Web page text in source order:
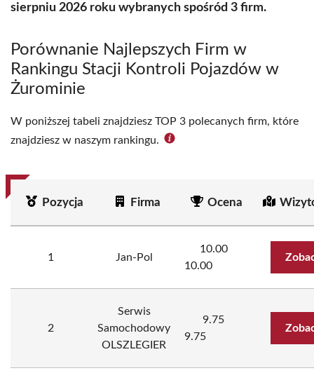
sierpniu 2026 roku wybranych spośród 3 firm.
Porównanie Najlepszych Firm w
Rankingu Stacji Kontroli Pojazdów w
Żurominie
W poniższej tabeli znajdziesz TOP 3 polecanych firm, które
znajdziesz w naszym rankingu.
Pozycja Firma Ocena
1 Jan-Pol
10.00
10.00
2
Serwis
Samochodowy
OLSZLEGIER
9.75
9.75